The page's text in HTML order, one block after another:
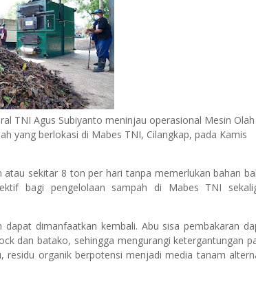
TNI Agus Subiyanto meninjau operasional Mesin Olah
yang berlokasi di Mabes TNI, Cilangkap, pada Kamis
sekitar 8 ton per hari tanpa memerlukan bahan
bagi pengelolaan sampah di Mabes TNI
dimanfaatkan kembali. Abu sisa pembakaran
dan batako, sehingga mengurangi ketergantungan
residu organik berpotensi menjadi media tanam